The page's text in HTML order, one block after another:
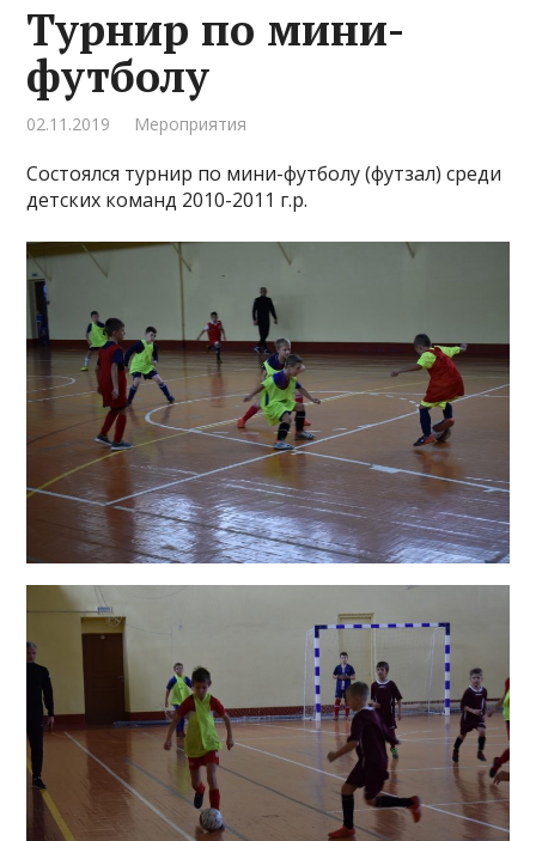
Турнир по мини-
футболу
02.11.2019 Мероприятия
Состоялся турнир по мини-футболу (футзал) среди
детских команд 2010-2011 г.р.